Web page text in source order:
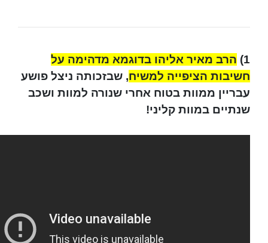
1)
הרב מאיר אליהו בדוגמא מדהימה על
חשיבות הציפייה למשיח, שבזכותה ניצל פושע
עבריין ממוות בטוח אחרי שנורה למוות ושכב
שנתיים במוות קליני!